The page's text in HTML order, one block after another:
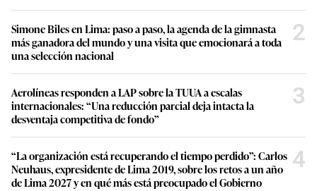
Simone Biles en Lima: paso a paso, la agenda de la gimnasta
más ganadora del mundo y una visita que emocionará a toda
una selección nacional
2
Aerolíneas responden a LAP sobre la TUUA a escalas
internacionales: “Una reducción parcial deja intacta la
desventaja competitiva de fondo”
3
“La organización está recuperando el tiempo perdido”: Carlos
Neuhaus, expresidente de Lima 2019, sobre los retos a un año
de Lima 2027 y en qué más está preocupado el Gobierno
4